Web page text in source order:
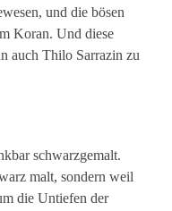
und die bösen
Koran. Und diese
auch Thilo Sarrazin zu
schwarzgemalt.
malt, sondern weil
die Untiefen der